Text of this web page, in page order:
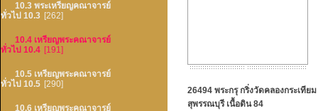
10.3 พระเหรียญคณาจารย์
ทั่วไป 10.3 [262]
10.4 เหรียญพระคณาจารย์
ทั่วไป 10.4 [191]
10.5 เหรียญพระคณาจารย์
ทั่วไป 10.5 [290]
10.6 เหรียญพระคณาจารย์
26494 พระกรุ กริ่งวัดคลองกระเทียม
สุพรรณบุรี เนื้อดิน 84